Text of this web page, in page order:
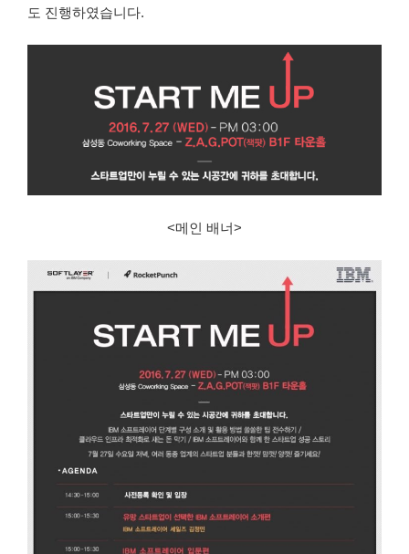
도 진행하였습니다.
<메인 배너>